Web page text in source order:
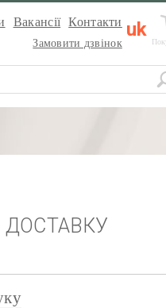
Вакансії Контакти
Замовити дзвінок
uk
ДОСТАВКУ